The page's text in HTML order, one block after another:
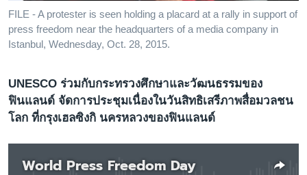
ติดตามเรา
FILE - A protester is seen holding a placard at a rally in support of
press freedom near the headquarters of a media company in
Istanbul, Wednesday, Oct. 28, 2015.
UNESCO ร่วมกับกระทรวงศึกษาและวัฒนธรรมของ
ฟินแลนด์ จัดการประชุมเนื่องในวันสิทธิเสรีภาพสื่อมวลชน
โลก ที่กรุงเฮลซิงกิ นครหลวงของฟินแลนด์
World Press Freedom Day